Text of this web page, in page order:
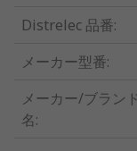
Distrelec 品番:
メーカー型番:
メーカー/ブラン
名: